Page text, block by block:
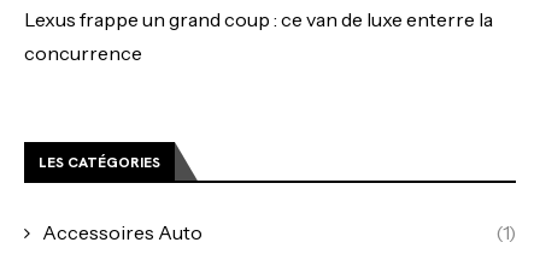
Lexus frappe un grand coup : ce van de luxe enterre la
concurrence
LES CATÉGORIES
Accessoires Auto (1)